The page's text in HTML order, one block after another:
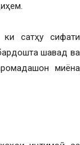
сатҳу сифати
шавад ва
миёна